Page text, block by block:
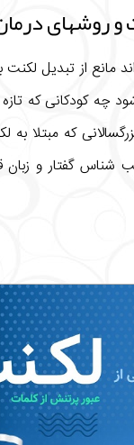
و روشهای
مانع از تبدیل
چه کودکانی که
که مبتلا
گفتار و زبان